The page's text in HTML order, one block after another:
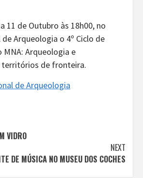
11 de Outubro às 18h00, no
Arqueologia o 4º Ciclo de
MNA: Arqueologia e
de fronteira.
de Arqueologia
VIDRO
NEXT
DE MÚSICA NO MUSEU DOS COCHES